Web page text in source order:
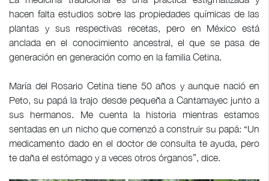
hacen falta estudios sobre las propiedades químicas de las
plantas y sus respectivas recetas, pero en México está
anclada en el conocimiento ancestral, el que se pasa de
generación en generación como en la familia Cetina.
María del Rosario Cetina tiene 50 años y aunque nació en
Peto, su papá la trajo desde pequeña a Cantamayec junto a
sus hermanos. Me cuenta la historia mientras estamos
sentadas en un nicho que comenzó a construir su papá: “Un
medicamento dado en el doctor de consulta te ayuda, pero
te daña el estómago y a veces otros órganos”, dice.